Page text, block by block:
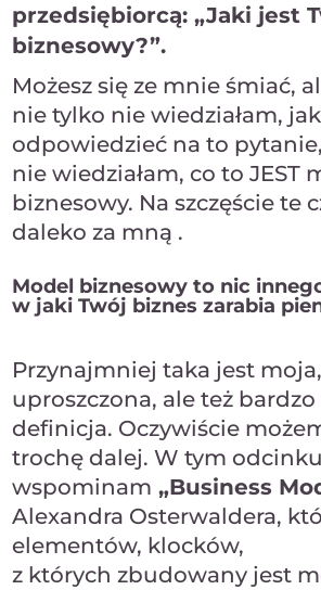
przedsiębiorcą: „Jaki jest
biznesowy?”.
Możesz się ze mnie śmiać,
nie tylko nie wiedziałam, jak
odpowiedzieć na to
nie wiedziałam, co to JEST
biznesowy. Na szczęście te
daleko za mną .
Model biznesowy to nic
w jaki Twój biznes zarabia
Przynajmniej taka jest
uproszczona, ale też
definicja. Oczywiście
trochę dalej. W tym
wspominam „Business
Alexandra Osterwaldera,
elementów, klocków,
z których zbudowany jest